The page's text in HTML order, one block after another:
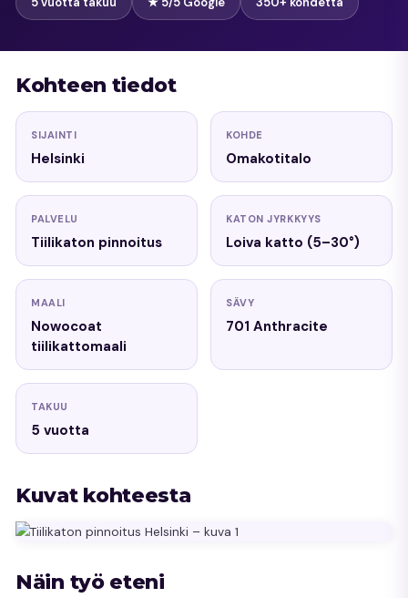
Kohteen tiedot
SIJAINTI
Helsinki
KOHDE
Omakotitalo
PALVELU
Tiilikaton pinnoitus
KATON JYRKKYYS
Loiva katto (5–30°)
MAALI
Nowocoat
tiilikattomaali
SÄVY
701 Anthracite
TAKUU
5 vuotta
Kuvat kohteesta
Näin työ eteni